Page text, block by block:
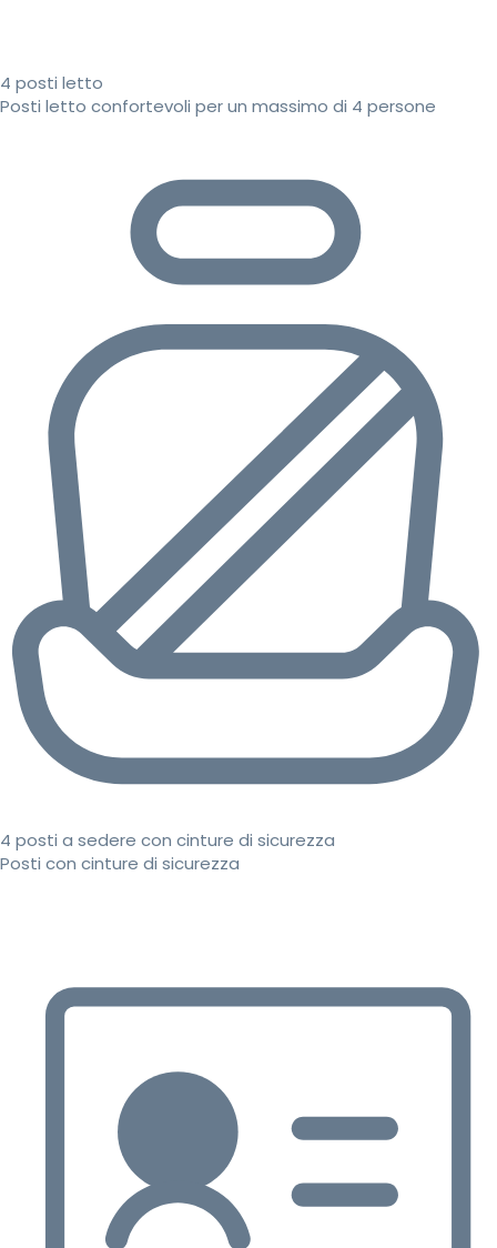
4 posti letto
Posti letto confortevoli per un massimo di 4 persone
4 posti a sedere con cinture di sicurezza
Posti con cinture di sicurezza